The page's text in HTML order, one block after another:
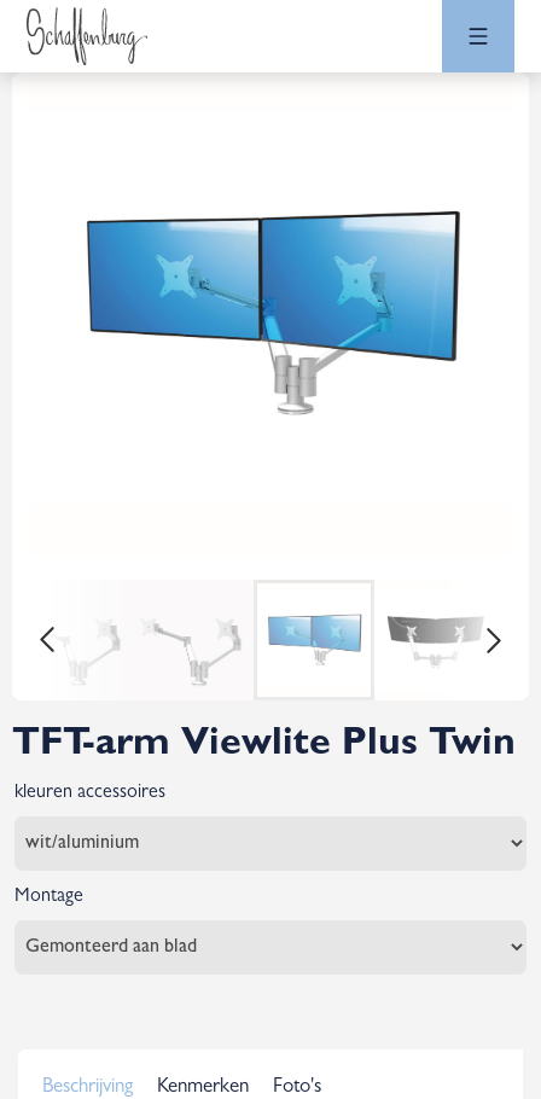
TFT-arm Viewlite Plus Twin
kleuren accessoires
Montage
Beschrijving Kenmerken Foto's